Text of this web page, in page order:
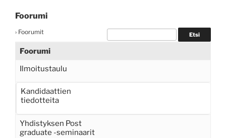
Foorumi
› Foorumit
Foorumi
Ilmoitustaulu
Kandidaattien
tiedotteita
Yhdistyksen Post
graduate -seminaarit